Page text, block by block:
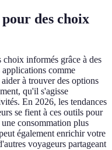
des choix
informés grâce à des
comme
à trouver des options
qu'il s'agisse
En 2026, les tendances
se fient à ces outils pour
consommation plus
également enrichir votre
voyageurs partageant